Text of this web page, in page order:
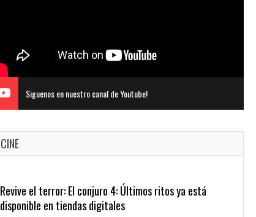
Siguenos en nuestro canal de Youtube!
CINE
Warner Bros. lleva a las tiendas digitales su racha de
registros con sus últimas 6 películas